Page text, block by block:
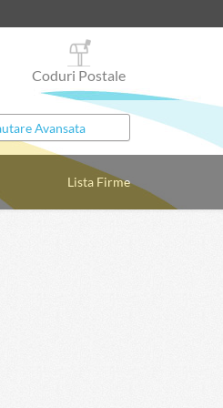
Coduri Postale
Lista Firme